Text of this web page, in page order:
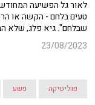
לאור גל הפשיעה
טעים בלחם - הקשה או
שבלחם". גיא פלג, שלא
23/08/2023
פוליטיקה פשע